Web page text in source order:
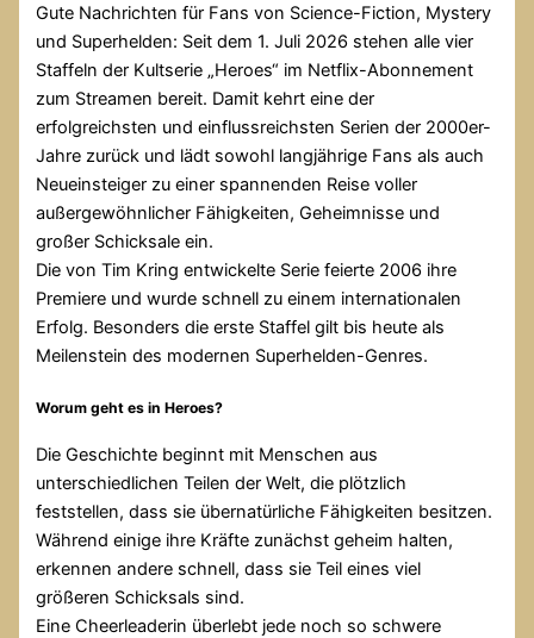
Gute Nachrichten für Fans von Science-Fiction, Mystery
und Superhelden: Seit dem 1. Juli 2026 stehen alle vier
Staffeln der Kultserie „Heroes“ im Netflix-Abonnement
zum Streamen bereit. Damit kehrt eine der
erfolgreichsten und einflussreichsten Serien der 2000er-
Jahre zurück und lädt sowohl langjährige Fans als auch
Neueinsteiger zu einer spannenden Reise voller
außergewöhnlicher Fähigkeiten, Geheimnisse und
großer Schicksale ein.
Die von Tim Kring entwickelte Serie feierte 2006 ihre
Premiere und wurde schnell zu einem internationalen
Erfolg. Besonders die erste Staffel gilt bis heute als
Meilenstein des modernen Superhelden-Genres.
Worum geht es in Heroes?
Die Geschichte beginnt mit Menschen aus
unterschiedlichen Teilen der Welt, die plötzlich
feststellen, dass sie übernatürliche Fähigkeiten besitzen.
Während einige ihre Kräfte zunächst geheim halten,
erkennen andere schnell, dass sie Teil eines viel
größeren Schicksals sind.
Eine Cheerleaderin überlebt jede noch so schwere